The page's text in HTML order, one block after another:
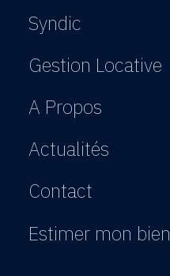
Syndic
Gestion Locative
A Propos
Actualités
Contact
Estimer mon bien